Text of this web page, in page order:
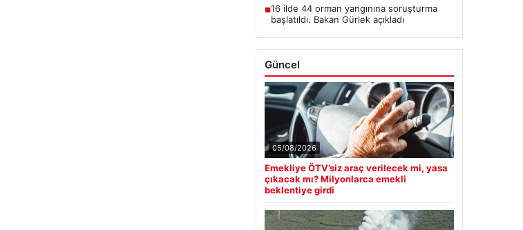
■16 ilde 44 orman yangınına soruşturma
başlatıldı. Bakan Gürlek açıkladı
Güncel
05/08/2026
Emekliye ÖTV’siz araç verilecek mi, yasa
çıkacak mı? Milyonlarca emekli
beklentiye girdi